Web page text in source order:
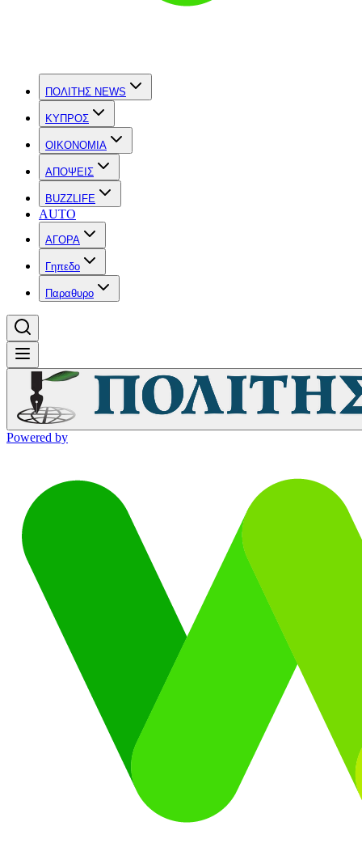
ΠΟΛΙΤΗΣ NEWS
ΚΥΠΡΟΣ
OIKONOMIA
ΑΠΟΨΕΙΣ
BUZZLIFE
AUTO
ΑΓΟΡΑ
Γηπεδο
Παραθυρο
Powered by